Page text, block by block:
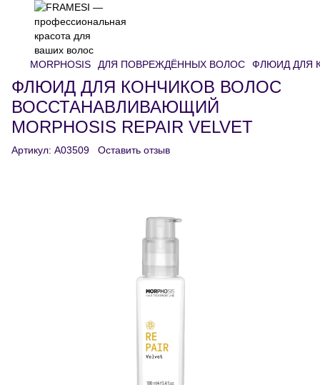
MORPHOSIS ДЛЯ ПОВРЕЖДЁННЫХ ВОЛОС ФЛЮИД ДЛЯ
ФЛЮИД ДЛЯ КОНЧИКОВ ВОЛОС
ВОССТАНАВЛИВАЮЩИЙ
MORPHOSIS REPAIR VELVET
Артикул: A03509 Оставить отзыв